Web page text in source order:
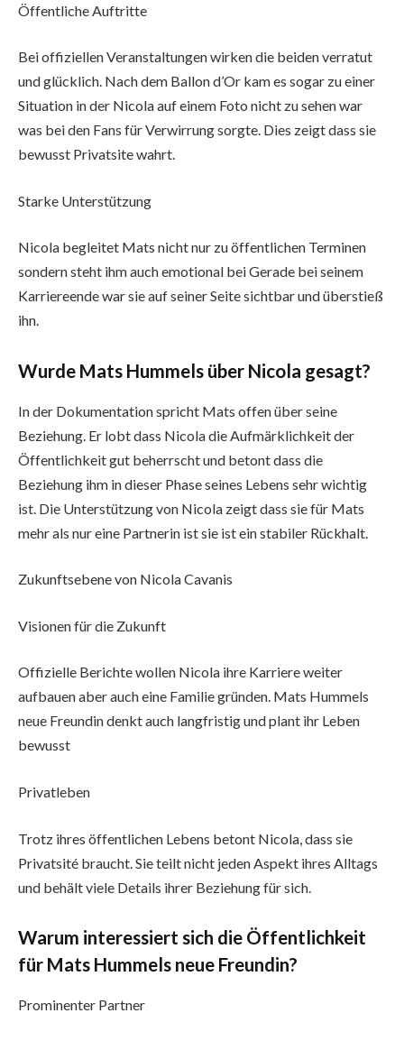
Öffentliche Auftritte
Bei offiziellen Veranstaltungen wirken die beiden verratut
und glücklich. Nach dem Ballon d’Or kam es sogar zu einer
Situation in der Nicola auf einem Foto nicht zu sehen war
was bei den Fans für Verwirrung sorgte. Dies zeigt dass sie
bewusst Privatsite wahrt.
Starke Unterstützung
Nicola begleitet Mats nicht nur zu öffentlichen Terminen
sondern steht ihm auch emotional bei Gerade bei seinem
Karriereende war sie auf seiner Seite sichtbar und überstieß
ihn.
Wurde Mats Hummels über Nicola gesagt?
In der Dokumentation spricht Mats offen über seine
Beziehung. Er lobt dass Nicola die Aufmärklichkeit der
Öffentlichkeit gut beherrscht und betont dass die
Beziehung ihm in dieser Phase seines Lebens sehr wichtig
ist. Die Unterstützung von Nicola zeigt dass sie für Mats
mehr als nur eine Partnerin ist sie ist ein stabiler Rückhalt.
Zukunftsebene von Nicola Cavanis
Visionen für die Zukunft
Offizielle Berichte wollen Nicola ihre Karriere weiter
aufbauen aber auch eine Familie gründen. Mats Hummels
neue Freundin denkt auch langfristig und plant ihr Leben
bewusst
Privatleben
Trotz ihres öffentlichen Lebens betont Nicola, dass sie
Privatsité braucht. Sie teilt nicht jeden Aspekt ihres Alltags
und behält viele Details ihrer Beziehung für sich.
Warum interessiert sich die Öffentlichkeit
für Mats Hummels neue Freundin?
Prominenter Partner